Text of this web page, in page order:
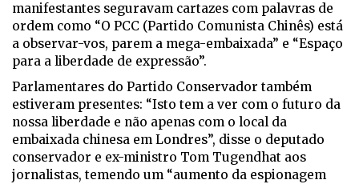
manifestantes seguravam cartazes com palavras de
ordem como “O PCC (Partido Comunista Chinês) está
a observar-vos, parem a mega-embaixada” e “Espaço
para a liberdade de expressão”.
Parlamentares do Partido Conservador também
estiveram presentes: “Isto tem a ver com o futuro da
nossa liberdade e não apenas com o local da
embaixada chinesa em Londres”, disse o deputado
conservador e ex-ministro Tom Tugendhat aos
jornalistas, temendo um “aumento da espionagem